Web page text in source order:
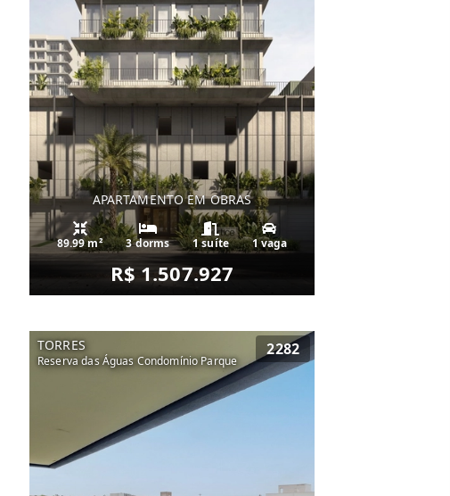
APARTAMENTO EM OBRAS
89.99 m² 3 dorms 1 suíte 1 vaga
R$ 1.507.927
TORRES
Reserva das Águas Condomínio Parque
2282